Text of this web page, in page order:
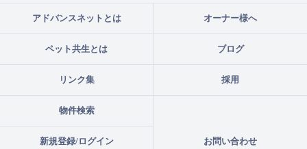
アドバンスネットとは オーナー様へ
ペット共生とは ブログ
リンク集 採用
物件検索
新規登録/ログイン お問い合わせ